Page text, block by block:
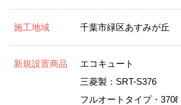
施工地域 千葉市緑区あすみが丘
新規設置商品
エコキュート
三菱製：SRT-S376
フルオートタイプ・370ℓ